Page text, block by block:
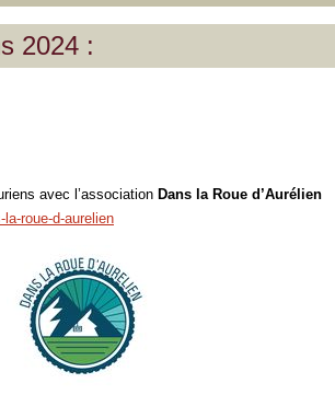
2024 :
avec l’association Dans la Roue d’Aurélien
roue-d-aurelien